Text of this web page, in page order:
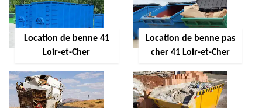
Location de benne 41
Loir-et-Cher
Location de benne pas
cher 41 Loir-et-Cher